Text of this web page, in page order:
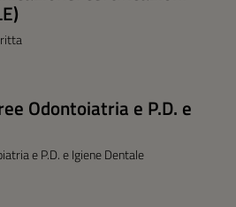
Odontoiatria e P.D. e
e P.D. e Igiene Dentale